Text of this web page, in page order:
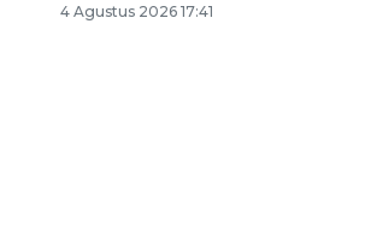
4 Agustus 2026 17:41